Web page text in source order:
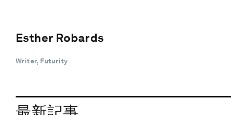
Esther Robards
Writer, Futurity